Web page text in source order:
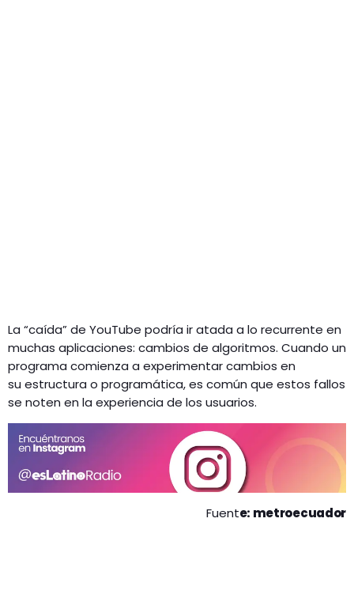
La “caída” de YouTube podría ir atada a lo recurrente en
muchas aplicaciones: cambios de algoritmos. Cuando un
programa comienza a experimentar cambios en
su estructura o programática, es común que estos fallos
se noten en la experiencia de los usuarios.
Fuente: metroecuador